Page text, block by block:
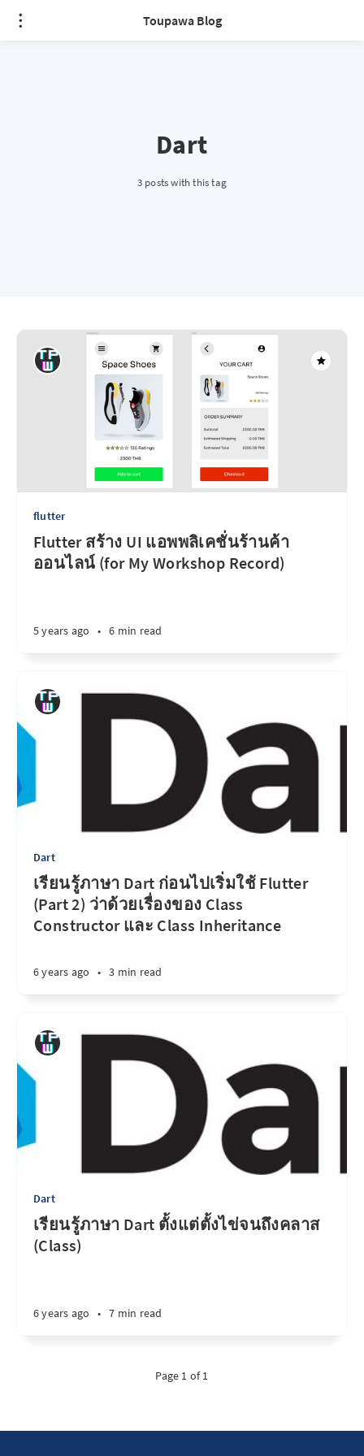
Toupawa Blog
Dart
3 posts with this tag
flutter
Flutter สร้าง UI แอพพลิเคชั่นร้านค้า
ออนไลน์ (for My Workshop Record)
5 years ago • 6 min read
Dart
เรียนรู้ภาษา Dart ก่อนไปเริ่มใช้ Flutter
(Part 2) ว่าด้วยเรื่องของ Class
Constructor และ Class Inheritance
6 years ago • 3 min read
Dart
เรียนรู้ภาษา Dart ตั้งแต่ตั้งไข่จนถึงคลาส
(Class)
6 years ago • 7 min read
Page 1 of 1